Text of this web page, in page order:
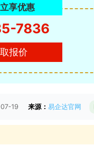
享优惠
7836
报价
19 来源： 易企达官网